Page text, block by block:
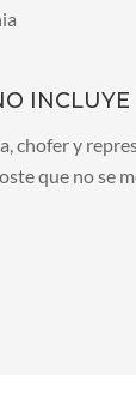
INCLUYE
chofer y
que no se